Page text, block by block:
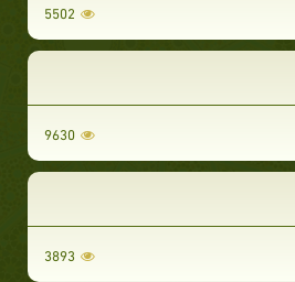
5502
9630
3893